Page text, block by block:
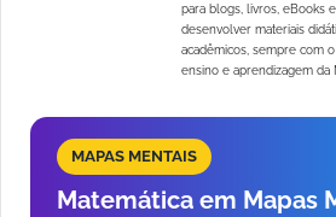
para blogs, livros, eBooks
desenvolver materiais
acadêmicos, sempre com
ensino e aprendizagem da
MAPAS MENTAIS
Matemática em Mapas